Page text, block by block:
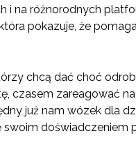
i na różnorodnych
pokazuje, że
chcą dać choć
czasem zareagować
już nam wózek dla